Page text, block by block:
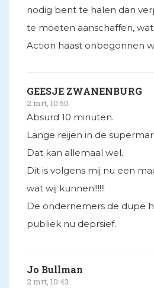
nodig bent te halen dan
te moeten aanschaffen,
Action haast onbegonnen
GEESJE ZWANENBURG
2 mrt, 10:50
Absurd 10 minuten.
Lange reijen in de
Dat kan allemaal wel.
Dit is volgens mij nu een
wat wij kunnen!!!!!!
De ondernemers de dupe
publiek nu deprsief.
Jo Bullman
2 mrt, 10:43